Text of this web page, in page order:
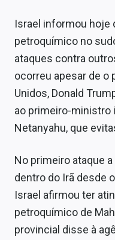
Israel informou hoje
petroquímico no
ataques contra
ocorreu apesar de o
Unidos, Donald
ao primeiro-ministro
Netanyahu, que
No primeiro ataque
dentro do Irã desde
Israel afirmou ter
petroquímico de
provincial disse à